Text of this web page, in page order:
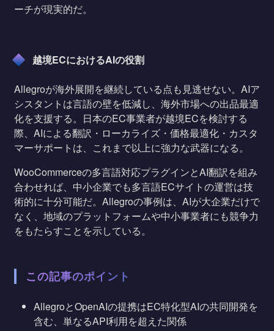
ーチが現実的だ。
越境ECにおけるAIの役割
Allegroが海外展開を継続している点も見逃せない。AIア
シスタントは言語の壁を低減し、海外市場への出品最適
化を支援する。日本のEC事業者が越境ECを検討する
際、AIによる翻訳・ローカライズ・価格最適化・カスタ
マーサポートは、これまで以上に強力な武器になる。
WooCommerceの多言語対応プラグインとAI翻訳を組み
合わせれば、中小企業でも多言語ECサイトの運営は技
術的に十分可能だ。Allegroの事例は、AIが大企業だけで
なく、地域のプラットフォームや中小事業者にも競争力
をもたらすことを示している。
この記事のポイント
AllegroとOpenAIの提携はEC特化型AIの共同開発を
含む、単なるAPI利用を超えた関係